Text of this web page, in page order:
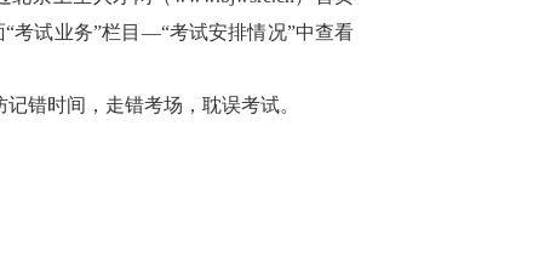
“考试业务”栏目—“考试安排情况”中查看
错时间，走错考场，耽误考试。